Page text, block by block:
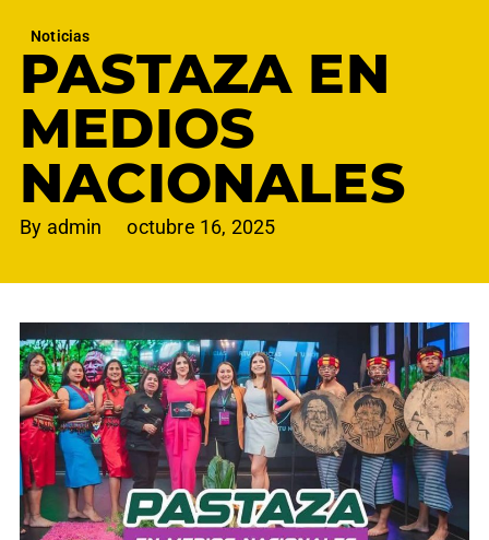
Noticias
PASTAZA EN
MEDIOS
NACIONALES
By admin octubre 16, 2025